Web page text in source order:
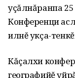
уçăлнăранпа
Конференци
илнĕ укçа-
Кăçалхи
географийĕ